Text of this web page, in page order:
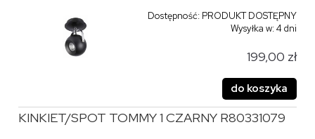
Dostępność: PRODUKT DOSTĘPNY
Wysyłka w:4 dni
199,00 zł
do koszyka
KINKIET/SPOT TOMMY 1 CZARNY R80331079